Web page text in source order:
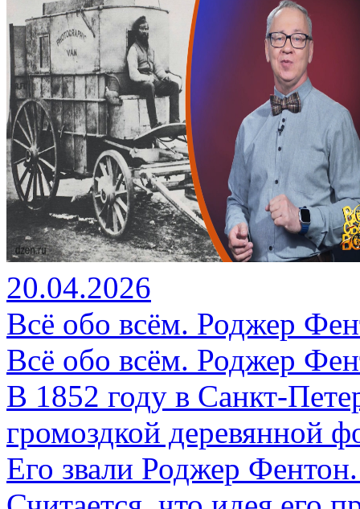
20.04.2026
Всё обо всём. Роджер
Всё обо всём. Роджер
В 1852 году в Санкт-
громоздкой деревянной
Его звали Роджер